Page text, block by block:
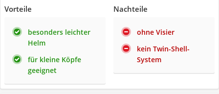
Vorteile
besonders leichter
Helm
für kleine Köpfe
geeignet
Nachteile
ohne Visier
kein Twin-Shell-
System